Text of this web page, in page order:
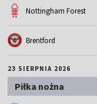
Nottingham Forest
Brentford
23 SIERPNIA 2026
Piłka nożna